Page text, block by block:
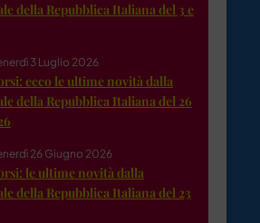
della Repubblica Italiana del 3 e
3 Luglio 2026
ecco le ultime novità dalla
della Repubblica Italiana del 26
26 Giugno 2026
le ultime novità dalla
della Repubblica Italiana del 23